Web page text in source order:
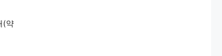
(약